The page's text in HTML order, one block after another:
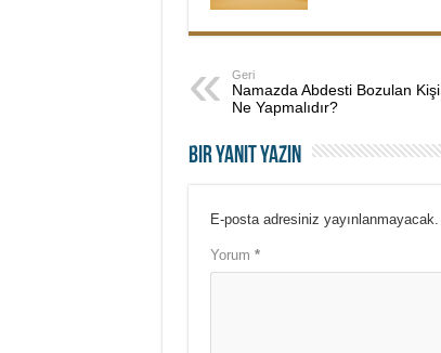
Geri
Namazda Abdesti Bozulan Kişi
Ne Yapmalıdır?
Bir yanıt yazın
E-posta adresiniz yayınlanmayacak.
Yorum *